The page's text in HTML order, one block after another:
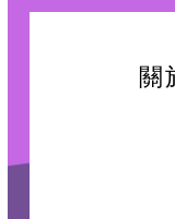
關